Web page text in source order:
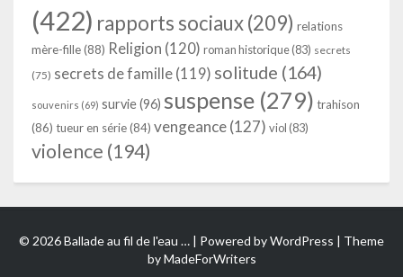
(422) rapports sociaux(209) relations
mère-fille(88) Religion (120) roman historique(83) secrets
(75) secrets de famille (119) solitude (164)
souvenirs (69) survie(96) suspense (279) trahison
(86) tueur en série(84) vengeance(127) viol (83)
violence (194)
© 2026 Ballade au fil de l'eau … | Powered byWordPress | Theme
byMadeForWriters